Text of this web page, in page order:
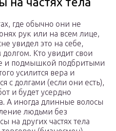
где обычно они не
рук или на всем лице,
увидел это на себе,
Кто увидит свои
и подмышкой подбритыми
усилится вера и
с долгами (если они есть),
и будет усердно
А иногда длинные волосы
людьми без
на других частях тела